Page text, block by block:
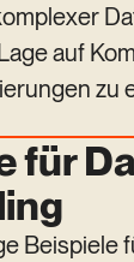
auf
zu
für
Beispiele